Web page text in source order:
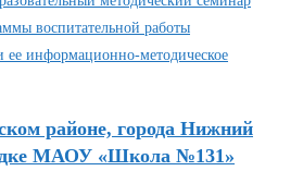
районе, города Нижний
МАОУ «Школа №131»